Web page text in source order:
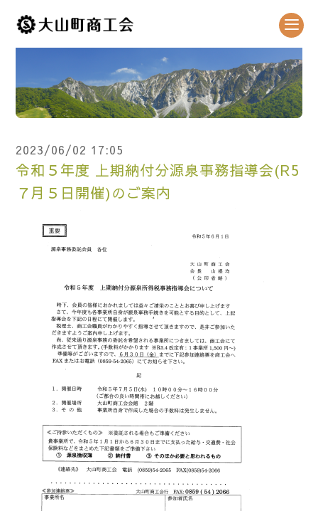
2023/06/02 17:05
令和５年度 上期納付分源泉事務指導会(R5
７月５日開催)のご案内